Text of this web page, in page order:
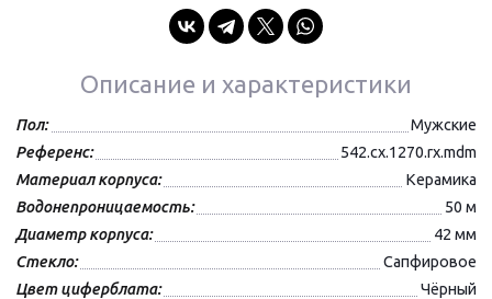
Описание и характеристики
Пол:
Мужские
Референс:
542.cx.1270.rx.mdm
Материал корпуса:
Керамика
Водонепроницаемость:
50 м
Диаметр корпуса:
42 мм
Стекло:
Сапфировое
Цвет циферблата:
Чёрный